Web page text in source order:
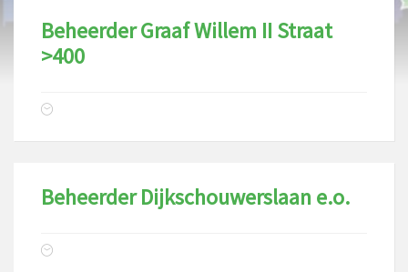
Beheerder Graaf Willem II Straat
>400
Beheerder Dijkschouwerslaan e.o.